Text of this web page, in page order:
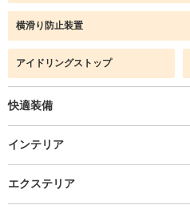
横滑り防止装置
アイドリングストップ
快適装備
インテリア
エクステリア